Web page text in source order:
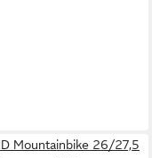
Mountainbike 26/27,5